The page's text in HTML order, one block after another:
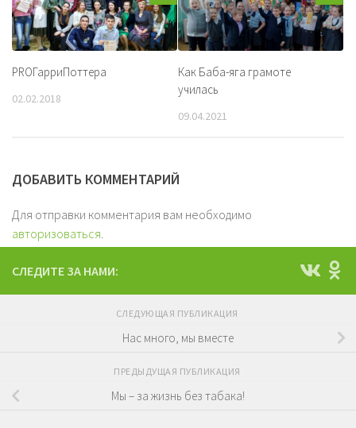
PROГарриПоттера
02.02.2018
Как Баба-яга грамоте
училась
09.04.2021
ДОБАВИТЬ КОММЕНТАРИЙ
Для отправки комментария вам необходимо
авторизоваться.
СЛЕДИТЕ ЗА НАМИ:
СЛЕДУЮЩАЯ ПУБЛИКАЦИЯ
Нас много, мы вместе
ПРЕДЫДУЩАЯ ПУБЛИКАЦИЯ
Мы – за жизнь без табака!